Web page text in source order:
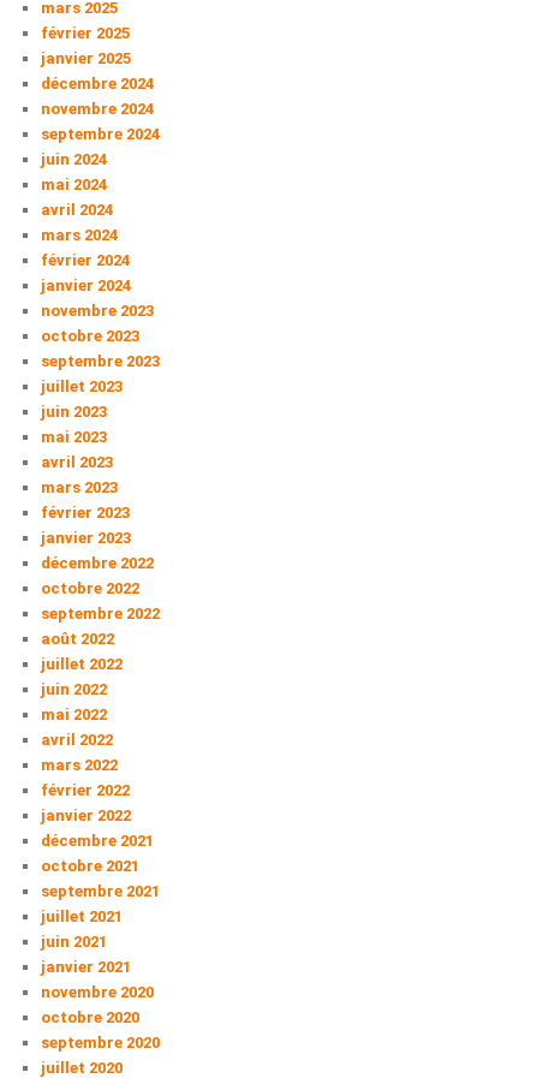
mars 2025
février 2025
janvier 2025
décembre 2024
novembre 2024
septembre 2024
juin 2024
mai 2024
avril 2024
mars 2024
février 2024
janvier 2024
novembre 2023
octobre 2023
septembre 2023
juillet 2023
juin 2023
mai 2023
avril 2023
mars 2023
février 2023
janvier 2023
décembre 2022
octobre 2022
septembre 2022
août 2022
juillet 2022
juin 2022
mai 2022
avril 2022
mars 2022
février 2022
janvier 2022
décembre 2021
octobre 2021
septembre 2021
juillet 2021
juin 2021
janvier 2021
novembre 2020
octobre 2020
septembre 2020
juillet 2020